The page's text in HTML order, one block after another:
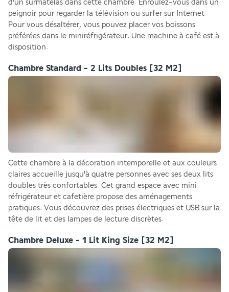
d'un surmatelas dans cette chambre. Enroulez-vous dans un
peignoir pour regarder la télévision ou surfer sur Internet.
Pour vous désaltérer, vous pouvez placer vos boissons
préférées dans le miniréfrigérateur. Une machine à café est à
disposition.
Chambre Standard - 2 Lits Doubles [32 M2]
Cette chambre à la décoration intemporelle et aux couleurs
claires accueille jusqu'à quatre personnes avec ses deux lits
doubles très confortables. Cet grand espace avec mini
réfrigérateur et cafetière propose des aménagements
pratiques. Vous découvrez des prises électriques et USB sur la
tête de lit et des lampes de lecture discrètes.
Chambre Deluxe - 1 Lit King Size [32 M2]